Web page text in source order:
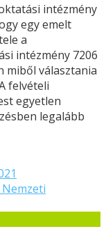
intézmény
egy emelt
a
intézmény 7206
miből választania
felvételi
egyetlen
legalább